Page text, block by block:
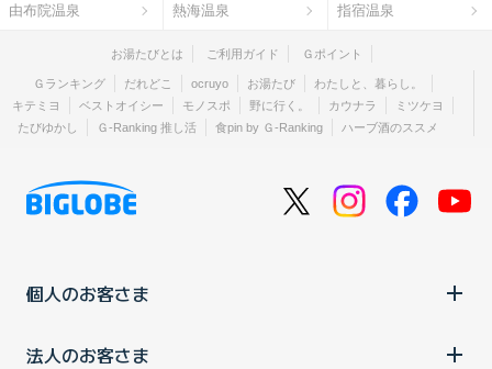
由布院温泉 熱海温泉 指宿温泉
お湯たびとは ご利用ガイド Ｇポイント
Ｇランキング だれどこ ocruyo お湯たび
わたしと、暮らし。
キテミヨ
ベストオイシー モノスポ 野に行く。 カウナラ
ミツケヨ
たびゆかし
Ｇ-Ranking 推し活 食pin by Ｇ-Ranking ハーブ酒のススメ
個人のお客さま
法人のお客さま